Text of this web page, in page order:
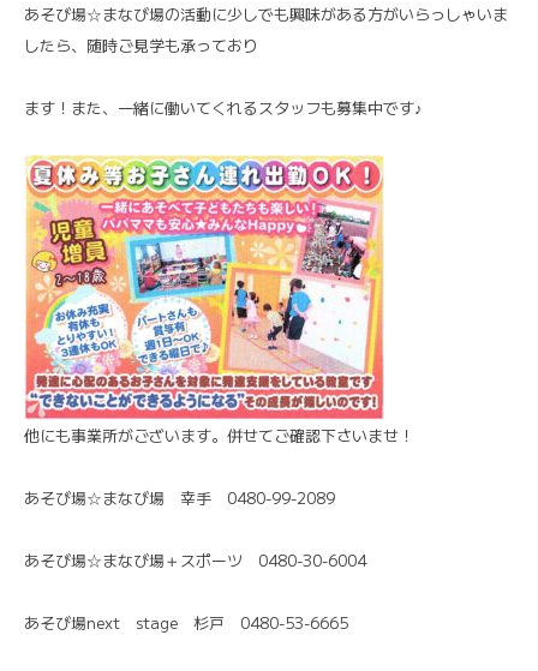
あそび場☆まなび場の活動に少しでも興味がある方がいらっしゃいま
したら、随時ご見学も承っており
ます！また、一緒に働いてくれるスタッフも募集中です♪
他にも事業所がございます。併せてご確認下さいませ！
あそび場☆まなび場 幸手 0480-99-2089
あそび場☆まなび場＋スポーツ 0480-30-6004
あそび場next stage 杉戸 0480-53-6665